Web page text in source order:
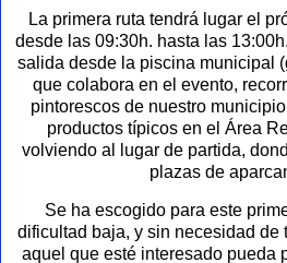
La primera ruta tendrá lugar el
desde las 09:30h. hasta las
salida desde la piscina municipal
que colabora en el evento,
pintorescos de nuestro
productos típicos en el Área
volviendo al lugar de partida,
plazas de
Se ha escogido para este
dificultad baja, y sin necesidad de
aquel que esté interesado pueda